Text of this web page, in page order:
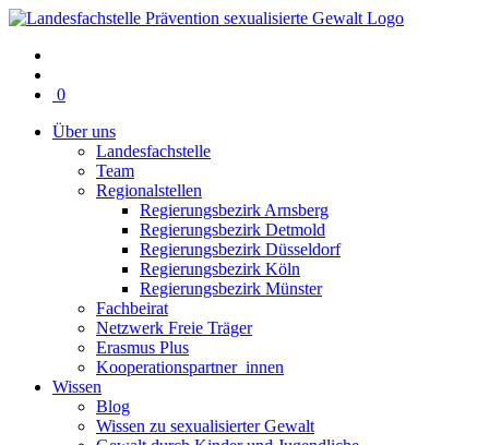
0Warenkorb
0
Artikel(n)
Über uns
Landesfachstelle
Team
Regionalstellen
Regierungsbezirk Arnsberg
Regierungsbezirk Detmold
Regierungsbezirk Düsseldorf
Regierungsbezirk Köln
Regierungsbezirk Münster
Fachbeirat
Netzwerk Freie Träger
Erasmus Plus
Kooperationspartner_innen
Wissen
Blog
Wissen zu sexualisierter Gewalt